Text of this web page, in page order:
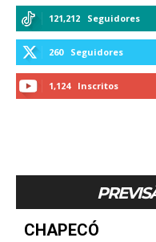
121,212 Seguidores
260 Seguidores
1,124 Inscritos
CHAPECÓ